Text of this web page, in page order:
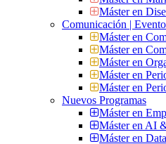
Máster en
Comunicación |
Máster en
Máster en
Máster en
Máster en
Máster en
Nuevos Programas
Máster en
Máster en AI
Máster en